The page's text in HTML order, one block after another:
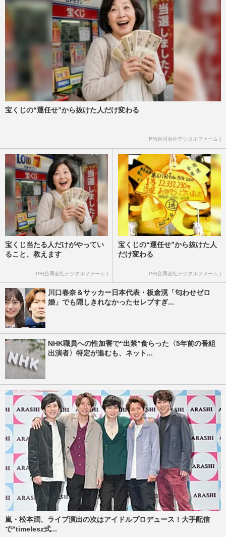
宝くじの“運任せ”から抜けた人だけ変わる
PR(合同会社デジタルファーム )
宝くじ当たる人だけがやってい
ること、教えます
PR(合同会社デジタルファーム )
宝くじの“運任せ”から抜けた人
だけ変わる
PR(合同会社デジタルファーム )
川口春奈＆サッカー日本代表・板倉滉「匂わせゼロ
婚」でも隠しきれなかったセレブすぎ...
NHK職員への性加害で“出禁”食らった〈5年前の番組
出演者〉特定が進むも、ネット...
嵐・松本潤、ライブ演出の次はアイドルプロデュース！大手配信
で“timelesz式...